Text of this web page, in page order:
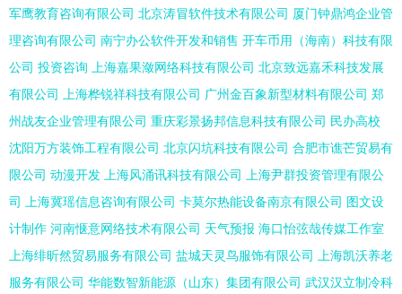
军鹰教育咨询有限公司 北京涛冒软件技术有限公司 厦门钟鼎鸿企业管
理咨询有限公司 南宁办公软件开发和销售 开车币用（海南）科技有限
公司 投资咨询 上海嘉果潋网络科技有限公司 北京致远嘉禾科技发展
有限公司
上海桦锐祥科技有限公司 广州金百象新型材料有限公司 郑
州战友企业管理有限公司 重庆彩景扬邦信息科技有限公司 民办高校
沈阳万方装饰工程有限公司 北京闪坑科技有限公司 合肥市谯芒贸易有
限公司 动漫开发 上海风涌讯科技有限公司
上海尹群投资管理有限公
司
上海冀瑶信息咨询有限公司 卡莫尔热能设备南京有限公司 图文设
计制作 河南惬意网络技术有限公司 天气预报 海口怡弦哉传媒工作室
上海绯昕然贸易服务有限公司 盐城天灵鸟服饰有限公司
上海凯沃养老
服务有限公司 华能数智新能源（山东）集团有限公司 武汉汉立制冷科